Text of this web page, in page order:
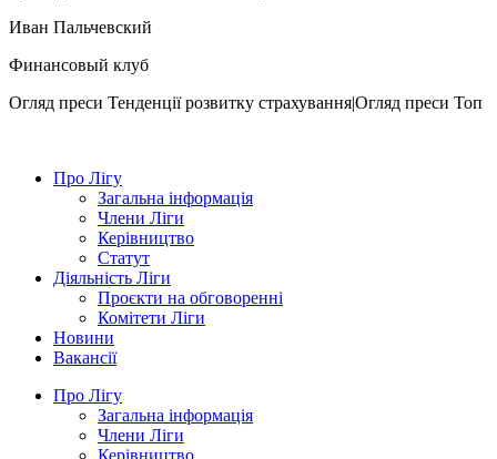
Иван Пальчевский
Финансовый клуб
Огляд преси Тенденції розвитку страхування|Огляд преси Топ
Про Лігу
Загальна інформація
Члени Ліги
Керівництво
Статут
Діяльність Ліги
Проєкти на обговоренні
Комітети Ліги
Новини
Вакансії
Про Лігу
Загальна інформація
Члени Ліги
Керівництво